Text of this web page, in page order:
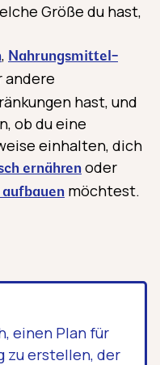
Größe du hast,
, Nahrungs­mittel­
andere
hast, und
ob du eine
einhalten, dich
ernähren oder
möchtest.
einen Plan für
zu erstellen, der